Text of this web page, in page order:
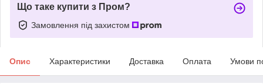
Що таке купити з Пром?
Замовлення під захистом
Опис Характеристики Доставка Оплата Умови